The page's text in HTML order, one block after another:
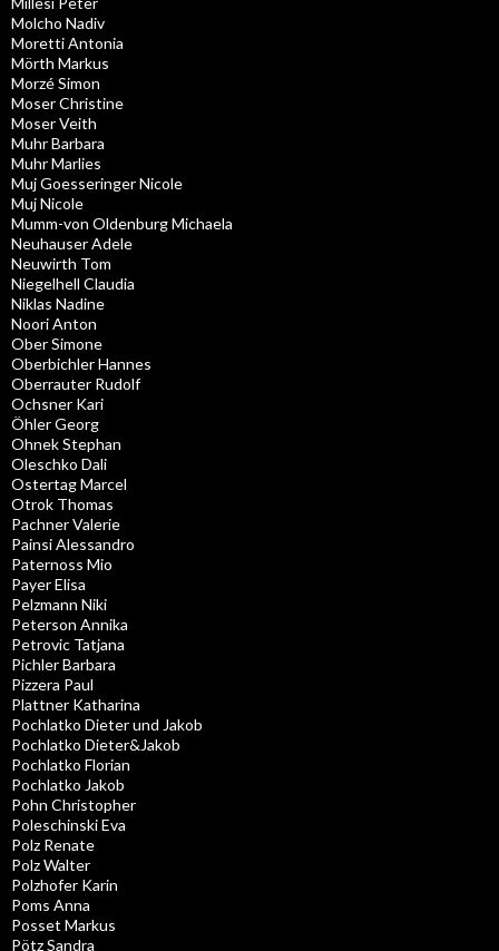
Molcho Nadiv
Moretti Antonia
Mörth Markus
Morzé Simon
Moser Christine
Moser Veith
Muhr Barbara
Muhr Marlies
Muj Goesseringer Nicole
Muj Nicole
Mumm-von Oldenburg Michaela
Neuhauser Adele
Neuwirth Tom
Niegelhell Claudia
Niklas Nadine
Noori Anton
Ober Simone
Oberbichler Hannes
Oberrauter Rudolf
Ochsner Kari
Öhler Georg
Ohnek Stephan
Oleschko Dali
Ostertag Marcel
Otrok Thomas
Pachner Valerie
Painsi Alessandro
Paternoss Mio
Payer Elisa
Pelzmann Niki
Peterson Annika
Petrovic Tatjana
Pichler Barbara
Pizzera Paul
Plattner Katharina
Pochlatko Dieter und Jakob
Pochlatko Dieter&Jakob
Pochlatko Florian
Pochlatko Jakob
Pohn Christopher
Poleschinski Eva
Polz Renate
Polz Walter
Polzhofer Karin
Poms Anna
Posset Markus
Pötz Sandra